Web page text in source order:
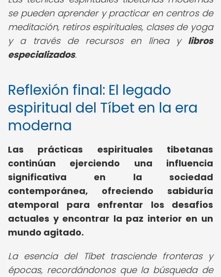
se pueden aprender y practicar en centros de
meditación, retiros espirituales, clases de yoga
y a través de recursos en línea y libros
especializados.
Reflexión final: El legado
espiritual del Tíbet en la era
moderna
Las prácticas espirituales tibetanas
continúan ejerciendo una influencia
significativa en la sociedad
contemporánea, ofreciendo sabiduría
atemporal para enfrentar los desafíos
actuales y encontrar la paz interior en un
mundo agitado.
La esencia del Tíbet trasciende fronteras y
épocas, recordándonos que la búsqueda de